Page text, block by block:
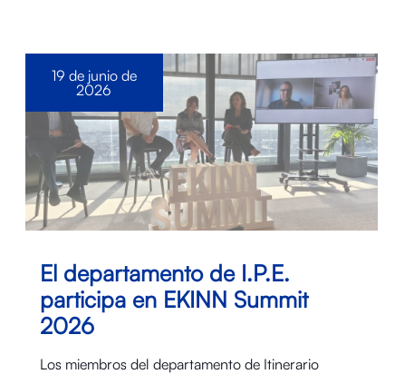
El departamento de I.P.E.
participa en EKINN Summit
2026
Los miembros del departamento de Itinerario
19 de junio de
2026